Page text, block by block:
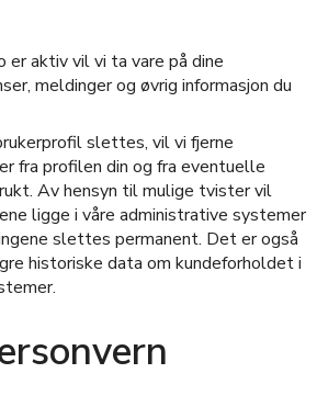
er aktiv vil vi ta vare på dine
meldinger og øvrig informasjon du
slettes, vil vi fjerne
fra profilen din og fra eventuelle
Av hensyn til mulige tvister vil
ligge i våre administrative systemer
slettes permanent. Det er også
historiske data om kundeforholdet i